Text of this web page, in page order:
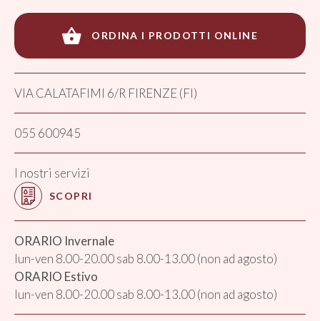
VIA CALATAFIMI 6/R FIRENZE (FI)
055 600945
I nostri servizi
SCOPRI
ORARIO Invernale
lun-ven 8.00-20.00 sab 8.00-13.00 (non ad agosto)
ORARIO Estivo
lun-ven 8.00-20.00 sab 8.00-13.00 (non ad agosto)
ORDINA I PRODOTTI ONLINE